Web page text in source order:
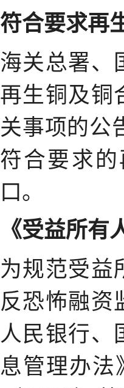
符合要求再
海关总署、
再生铜及铜
关事项的公
符合要求
口。
《受益所
为规范受益
反恐怖融资
人民银行、
息管理办